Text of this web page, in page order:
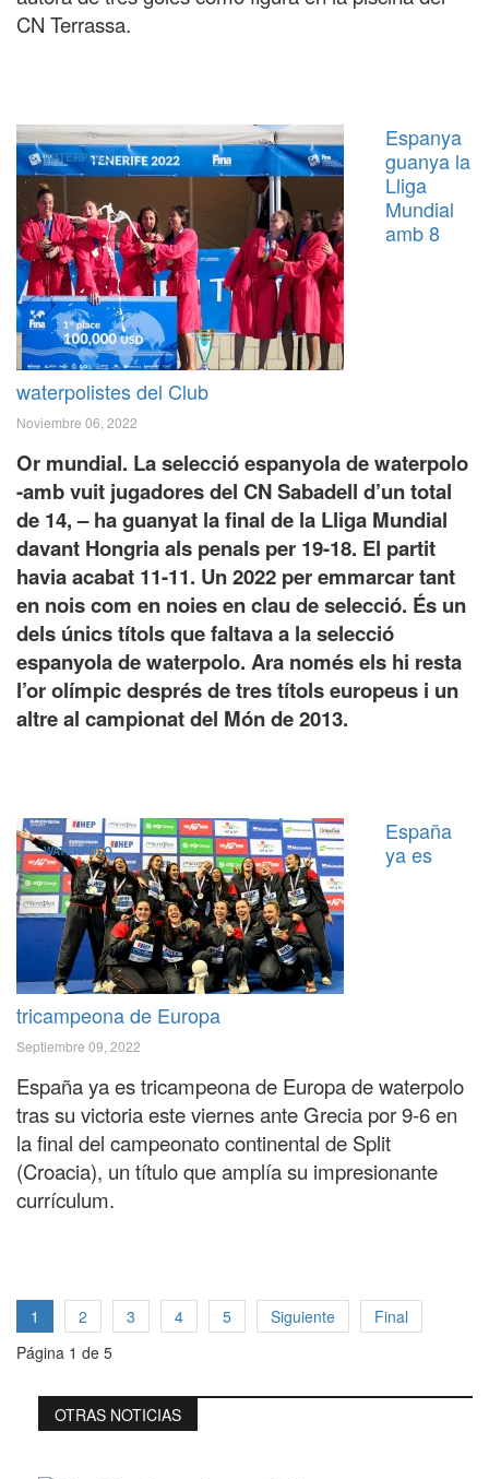
CN Terrassa.
WATERPOLO
Espanya
guanya la
Lliga
Mundial
amb 8
waterpolistes del Club
Noviembre 06, 2022
Or mundial. La selecció espanyola de waterpolo
-amb vuit jugadores del CN Sabadell d’un total
de 14, – ha guanyat la final de la Lliga Mundial
davant Hongria als penals per 19-18. El partit
havia acabat 11-11. Un 2022 per emmarcar tant
en nois com en noies en clau de selecció. És un
dels únics títols que faltava a la selecció
espanyola de waterpolo. Ara només els hi resta
l’or olímpic després de tres títols europeus i un
altre al campionat del Món de 2013.
WATERPOLO
España
ya es
tricampeona de Europa
Septiembre 09, 2022
España ya es tricampeona de Europa de waterpolo
tras su victoria este viernes ante Grecia por 9-6 en
la final del campeonato continental de Split
(Croacia), un título que amplía su impresionante
currículum.
1 2 3 4 5 Siguiente
Final
Página 1 de 5
OTRAS NOTICIAS
Sabadell 19 de juny. Un per què diferent